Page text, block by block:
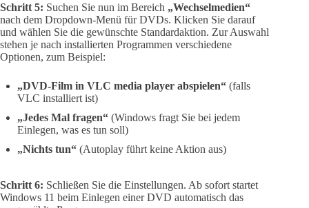
Schritt 5: Suchen Sie nun im Bereich „Wechselmedien“
nach dem Dropdown-Menü für DVDs. Klicken Sie darauf
und wählen Sie die gewünschte Standardaktion. Zur Auswahl
stehen je nach installierten Programmen verschiedene
Optionen, zum Beispiel:
„DVD-Film in VLC media player abspielen“ (falls
VLC installiert ist)
„Jedes Mal fragen“ (Windows fragt Sie bei jedem
Einlegen, was es tun soll)
„Nichts tun“ (Autoplay führt keine Aktion aus)
Schritt 6: Schließen Sie die Einstellungen. Ab sofort startet
Windows 11 beim Einlegen einer DVD automatisch das